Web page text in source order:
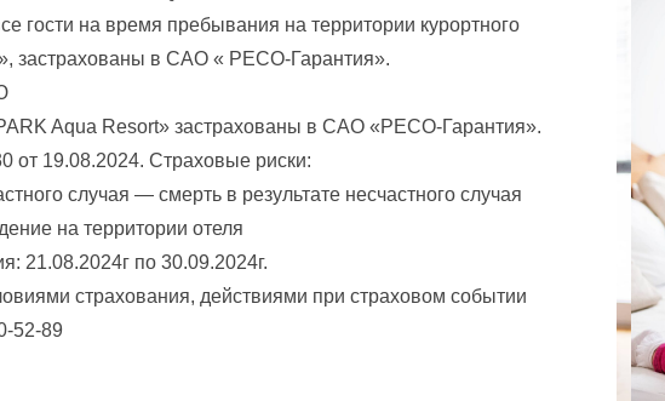
гости на время пребывания на территории курортного
застрахованы в САО « РЕСО-Гарантия».
Aqua Resort» застрахованы в САО «РЕСО-Гарантия».
от 19.08.2024. Страховые риски:
случая — смерть в результате несчастного случая
на территории отеля
21.08.2024г по 30.09.2024г.
страхования, действиями при страховом событии
52-89